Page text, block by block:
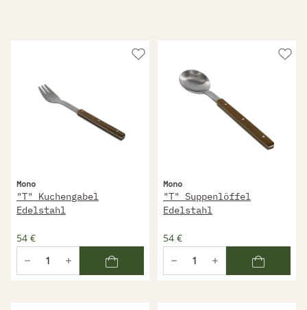
Mono
"T" Kuchengabel
Edelstahl
54 €
Mono
"T" Suppenlöffel
Edelstahl
54 €